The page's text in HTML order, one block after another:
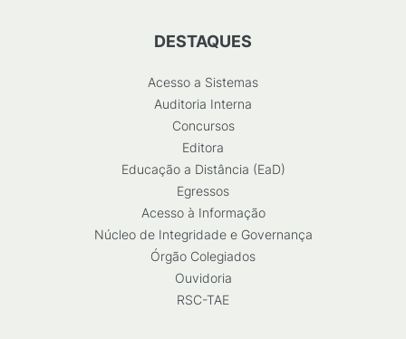
DESTAQUES
Acesso a Sistemas
Auditoria Interna
Concursos
Editora
Educação a Distância (EaD)
Egressos
Acesso à Informação
Núcleo de Integridade e Governança
Órgão Colegiados
Ouvidoria
RSC-TAE